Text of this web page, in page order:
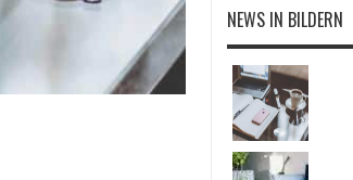
NEWS IN BILDERN